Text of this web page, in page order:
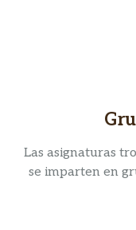
Las asignaturas
se imparten en